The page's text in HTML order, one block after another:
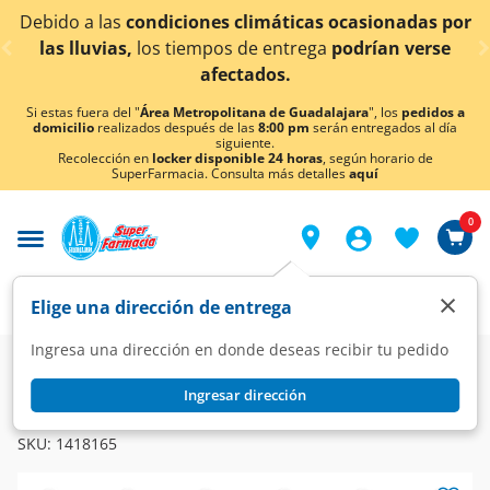
< div class="carousel-inner">
a las condiciones climáticas ocasionadas por
las lluvias,los tiempos de entregapodrían verse
afectados.
Si estas fuera del "Área Metropolitana de Guadalajara", los pedidos a
domicilio realizados después de las8:00 pm serán entregados al día
siguiente.
Recolección en locker disponible 24 horas, según horario de
SuperFarmacia. Consulta más detallesaquí
Elige una dirección de entrega
Ingresa una dirección en donde deseas recibir tu pedido
Ingresar dirección
×
0
Farmacia Circulatorio Cardiovasculares
Verquvo 10 mg, 28 Tabletas.
SKU: 1418165